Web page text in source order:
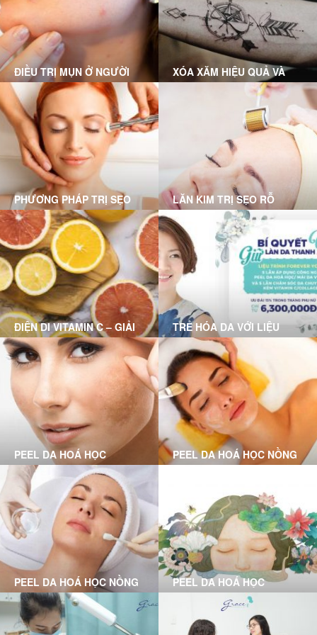
nếp nhăn, nám, chảy xệ
da... hiệu quả và nhanh
chóng
ĐIỀU TRỊ MỤN Ở NGƯỜI
LỚN
XÓA XĂM HIỆU QUẢ VÀ
KHÔNG ĐỂ LẠI SẸO CÙNG
GRACE SKINCARE CLINIC
PHƯƠNG PHÁP TRỊ SẸO
RỖ MỤN NÀO PHÙ HỢP
VỚI BẠN?
LĂN KIM TRỊ SẸO RỖ
ĐIỆN DI VITAMIN C – GIẢI
PHÁP CHO LÀN DA HƯ
TỔN
TRẺ HÓA DA VỚI LIỆU
TRÌNH FOREVER YOUNG
PEEL DA HOÁ HỌC
CHUYÊN SÂU LÀ GÌ?
PEEL DA HOÁ HỌC NỒNG
ĐỘ VỪA LÀ GÌ?
PEEL DA HOÁ HỌC NỒNG
ĐỘ NHẸ LÀ GÌ?
PEEL DA HOÁ HỌC